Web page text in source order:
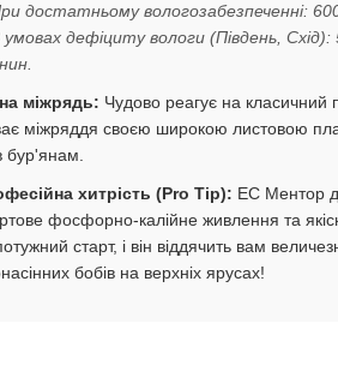
достатньому вологозабезпеченні:
дефіциту вологи (Південь,
міжрядь: Чудово реагує на класичний
міжряддя своєю широкою листовою
бур'янам.
хитрість (Pro Tip): ЕС Ментор
фосфорно-калійне живлення та
старт, і він віддячить вам
бобів на верхніх ярусах!